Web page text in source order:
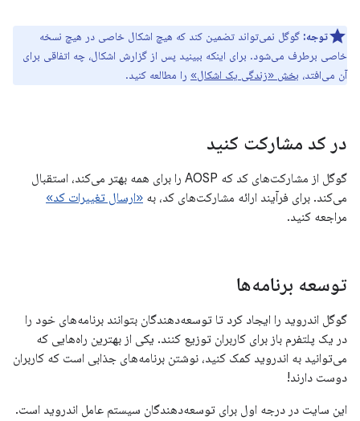
توجه: گوگل نمی‌تواند تضمین کند که هیچ اشکال خاصی در هیچ نسخه
خاصی برطرف می‌شود. برای اینکه ببینید پس از گزارش اشکال، چه اتفاقی برای
آن می‌افتد، بخش «زندگی یک اشکال» را مطالعه کنید.
در کد مشارکت کنید
گوگل از مشارکت‌های کد که AOSP را برای همه بهتر می‌کند، استقبال
می‌کند. برای فرآیند ارائه مشارکت‌های کد، به «ارسال تغییرات کد»
مراجعه کنید.
توسعه برنامه‌ها
گوگل اندروید را ایجاد کرد تا توسعه‌دهندگان بتوانند برنامه‌های خود را
در یک پلتفرم باز برای کاربران توزیع کنند. یکی از بهترین راه‌هایی که
می‌توانید به اندروید کمک کنید، نوشتن برنامه‌های جذابی است که کاربران
دوست دارند!
این سایت در درجه اول برای توسعه‌دهندگان سیستم عامل اندروید است.